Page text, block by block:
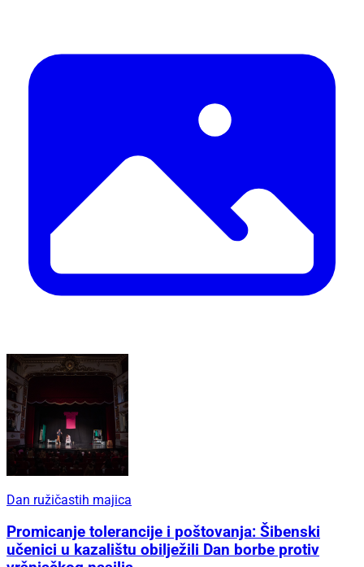
Dan ružičastih majica
Promicanje tolerancije i poštovanja: Šibenski
učenici u kazalištu obilježili Dan borbe protiv